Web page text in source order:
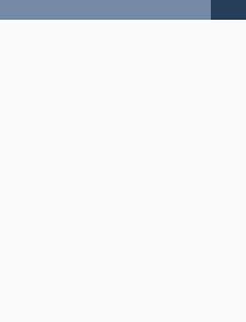
oldalra ugrik)